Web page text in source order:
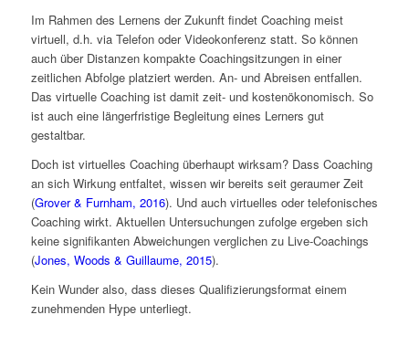
Im Rahmen des Lernens der Zukunft findet Coaching meist
virtuell, d.h. via Telefon oder Videokonferenz statt. So können
auch über Distanzen kompakte Coachingsitzungen in einer
zeitlichen Abfolge platziert werden. An- und Abreisen entfallen.
Das virtuelle Coaching ist damit zeit- und kostenökonomisch. So
ist auch eine längerfristige Begleitung eines Lerners gut
gestaltbar.
Doch ist virtuelles Coaching überhaupt wirksam? Dass Coaching
an sich Wirkung entfaltet, wissen wir bereits seit geraumer Zeit
(Grover & Furnham, 2016). Und auch virtuelles oder telefonisches
Coaching wirkt. Aktuellen Untersuchungen zufolge ergeben sich
keine signifikanten Abweichungen verglichen zu Live-Coachings
(Jones, Woods & Guillaume, 2015).
Kein Wunder also, dass dieses Qualifizierungsformat einem
zunehmenden Hype unterliegt.